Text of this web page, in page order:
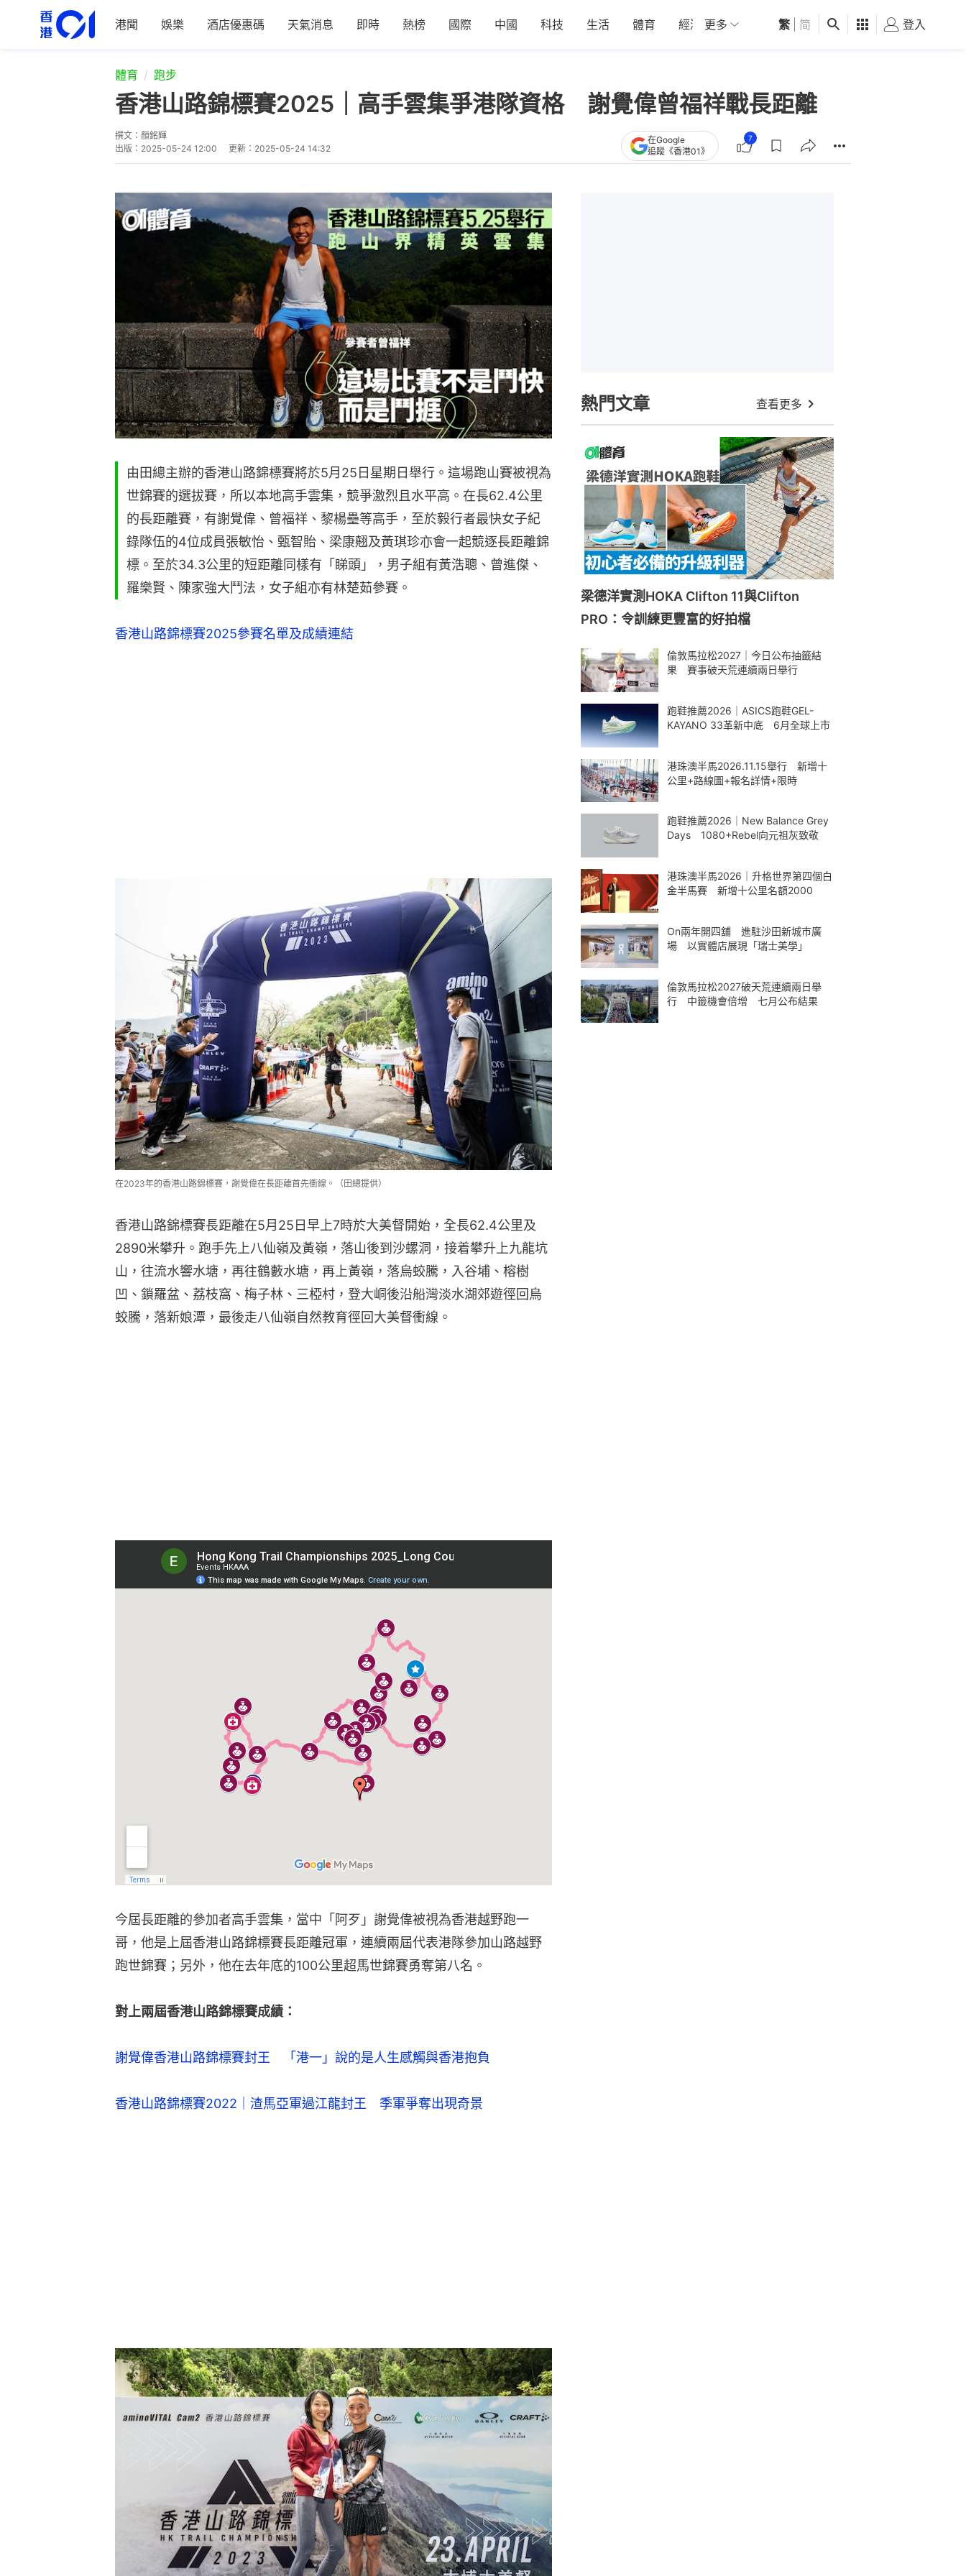
港聞 娛樂 酒店優惠碼 天氣消息 即時 熱榜 國際 中國 科技 生活 體育 經濟 01深圳 觀點 健康 好食玩飛
更多 繁 简 登入
體育 跑步
香港山路錦標賽2025｜高手雲集爭港隊資格 謝覺偉曾福祥戰長距離
撰文： 顏銘輝
出版： 2025-05-24 12:00 更新： 2025-05-24 14:32
在Google
追蹤《香港01》
7
由田總主辦的香港山路錦標賽將於5月25日星期日舉行。這場跑山賽被視為
世錦賽的選拔賽，所以本地高手雲集，競爭激烈且水平高。在長62.4公里
的長距離賽，有謝覺偉、曾福祥、黎楊壘等高手，至於毅行者最快女子紀
錄隊伍的4位成員張敏怡、甄智貽、梁康翹及黃琪珍亦會一起競逐長距離錦
標。至於34.3公里的短距離同樣有「睇頭」，男子組有黃浩聰、曾進傑、
羅樂賢、陳家強大鬥法，女子組亦有林楚茹參賽。
香港山路錦標賽2025參賽名單及成績連結
在2023年的香港山路錦標賽，謝覺偉在長距離首先衝線。（田總提供）
香港山路錦標賽長距離在5月25日早上7時於大美督開始，全長62.4公里及
2890米攀升。跑手先上八仙嶺及黃嶺，落山後到沙螺洞，接着攀升上九龍坑
山，往流水響水塘，再往鶴藪水塘，再上黃嶺，落烏蛟騰，入谷埔、榕樹
凹、鎖羅盆、荔枝窩、梅子林、三椏村，登大峒後沿船灣淡水湖郊遊徑回烏
蛟騰，落新娘潭，最後走八仙嶺自然教育徑回大美督衝線。
今屆長距離的參加者高手雲集，當中「阿歹」謝覺偉被視為香港越野跑一
哥，他是上屆香港山路錦標賽長距離冠軍，連續兩屆代表港隊參加山路越野
跑世錦賽；另外，他在去年底的100公里超馬世錦賽勇奪第八名。
對上兩屆香港山路錦標賽成績：
謝覺偉香港山路錦標賽封王　「港一」說的是人生感觸與香港抱負
香港山路錦標賽2022｜渣馬亞軍過江龍封王　季軍爭奪出現奇景
在上屆2023年的山路錦標賽長距離，謝覺偉與張敏怡稱王封后。（田總提供）
另一位好手是「怪獸」曾福祥，他是其中一位本地華人毅行者紀錄保持者，
也是上屆山路錦標賽長距離第四名。在2022年曾代表香港到泰國清邁參加世
錦賽的曾福祥表示，一直希望再次獲選拔為港出戰，他說：「其實一路都有
熱門文章 查看更多
梁德洋實測HOKA Clifton 11與Clifton
PRO：令訓練更豐富的好拍檔
倫敦馬拉松2027｜今日公布抽籤結
果 賽事破天荒連續兩日舉行
跑鞋推薦2026｜ASICS跑鞋GEL-
KAYANO 33革新中底 6月全球上市
港珠澳半馬2026.11.15舉行 新增十
公里+路線圖+報名詳情+限時
跑鞋推薦2026｜New Balance Grey
Days 1080+Rebel向元祖灰致敬
港珠澳半馬2026｜升格世界第四個白
金半馬賽 新增十公里名額2000
On兩年開四舖 進駐沙田新城市廣
場 以實體店展現「瑞士美學」
倫敦馬拉松2027破天荒連續兩日舉
行 中籤機會倍增 七月公布結果